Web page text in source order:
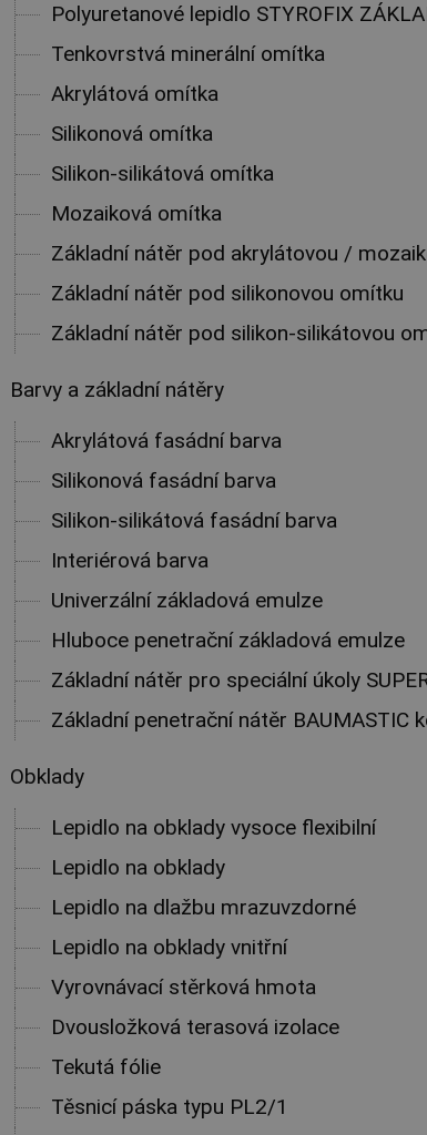
Polyuretanové lepidlo STYROFIX
Tenkovrstvá minerální omítka
Akrylátová omítka
Silikonová omítka
Silikon-silikátová omítka
Mozaiková omítka
Základní nátěr pod akrylátovou /
Základní nátěr pod silikonovou omítku
Základní nátěr pod silikon-silikátovou
Barvy a základní nátěry
Akrylátová fasádní barva
Silikonová fasádní barva
Silikon-silikátová fasádní barva
Interiérová barva
Univerzální základová emulze
Hluboce penetrační základová emulze
Základní nátěr pro speciální úkoly
Základní penetrační nátěr BAUMASTIC
Obklady
Lepidlo na obklady vysoce flexibilní
Lepidlo na obklady
Lepidlo na dlažbu mrazuvzdorné
Lepidlo na obklady vnitřní
Vyrovnávací stěrková hmota
Dvousložková terasová izolace
Tekutá fólie
Těsnicí páska typu PL2/1